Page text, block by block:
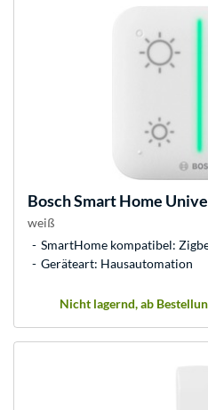
BoschSmart Home
weiß
SmartHome kompatibel:
Geräteart: Hausautomation
Nicht lagernd, ab